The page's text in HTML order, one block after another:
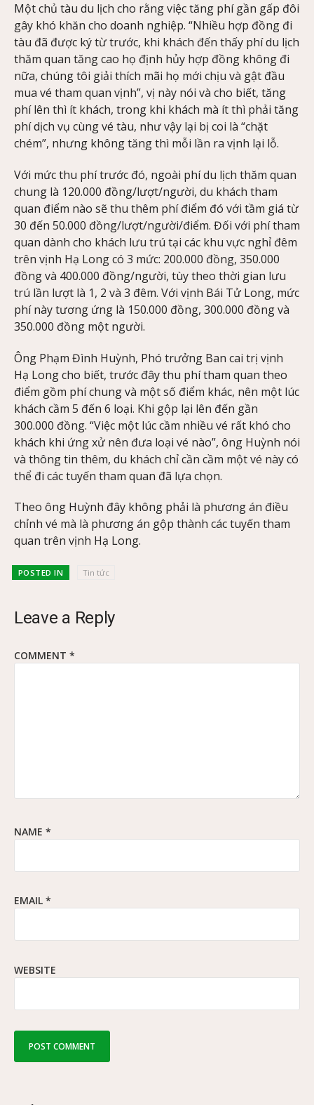
Một chủ tàu du lịch cho rằng việc tăng phí gần gấp đôi
gây khó khăn cho doanh nghiệp. “Nhiều hợp đồng đi
tàu đã được ký từ trước, khi khách đến thấy phí du lịch
thăm quan tăng cao họ định hủy hợp đồng không đi
nữa, chúng tôi giải thích mãi họ mới chịu và gật đầu
mua vé tham quan vịnh”, vị này nói và cho biết, tăng
phí lên thì ít khách, trong khi khách mà ít thì phải tăng
phí dịch vụ cùng vé tàu, như vậy lại bị coi là “chặt
chém”, nhưng không tăng thì mỗi lần ra vịnh lại lỗ.
Với mức thu phí trước đó, ngoài phí du lịch thăm quan
chung là 120.000 đồng/lượt/người, du khách tham
quan điểm nào sẽ thu thêm phí điểm đó với tầm giá từ
30 đến 50.000 đồng/lượt/người/điểm. Đối với phí tham
quan dành cho khách lưu trú tại các khu vực nghỉ đêm
trên vịnh Hạ Long có 3 mức: 200.000 đồng, 350.000
đồng và 400.000 đồng/người, tùy theo thời gian lưu
trú lần lượt là 1, 2 và 3 đêm. Với vịnh Bái Tử Long, mức
phí này tương ứng là 150.000 đồng, 300.000 đồng và
350.000 đồng một người.
Ông Phạm Đình Huỳnh, Phó trưởng Ban cai trị vịnh
Hạ Long cho biết, trước đây thu phí tham quan theo
điểm gồm phí chung và một số điểm khác, nên một lúc
khách cầm 5 đến 6 loại. Khi gộp lại lên đến gần
300.000 đồng. “Việc một lúc cầm nhiều vé rất khó cho
khách khi ứng xử nên đưa loại vé nào”, ông Huỳnh nói
và thông tin thêm, du khách chỉ cần cầm một vé này có
thể đi các tuyến tham quan đã lựa chọn.
Theo ông Huỳnh đây không phải là phương án điều
chỉnh vé mà là phương án gộp thành các tuyến tham
quan trên vịnh Hạ Long.
POSTED IN Tin tức
Leave a Reply
COMMENT *
NAME *
EMAIL *
WEBSITE